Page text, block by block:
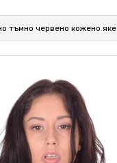
тъмно червено кожено яке